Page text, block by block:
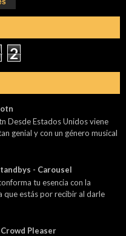
2
Desde Estados Unidos viene
genial y con un género musical
- Carousel
tu esencia con la
que estás por recibir al darle
Pleaser